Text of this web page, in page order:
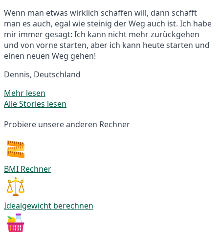
Wenn man etwas wirklich schaffen will, dann schafft
man es auch, egal wie steinig der Weg auch ist. Ich habe
mir immer gesagt: Ich kann nicht mehr zurückgehen
und von vorne starten, aber ich kann heute starten und
einen neuen Weg gehen!
Dennis, Deutschland
Mehr lesen
Alle Stories lesen
Probiere unsere anderen Rechner
BMI Rechner
Idealgewicht berechnen